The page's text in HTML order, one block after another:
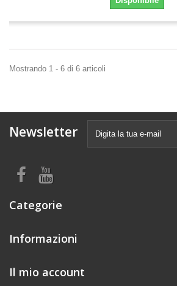
Mostrando 1 - 6 di 6 articoli
Newsletter
Categorie
Informazioni
Il mio account